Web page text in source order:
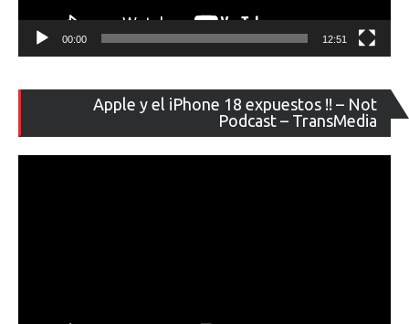
00:00 12:51
Apple y el iPhone 18 expuestos !! – Not
Podcast – TransMedia
de